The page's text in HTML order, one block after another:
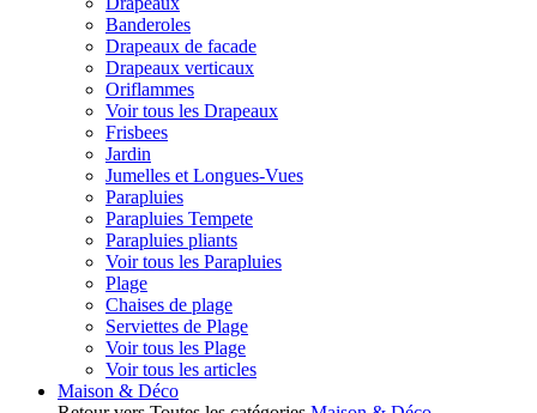
Banderoles
Drapeaux de facade
Drapeaux verticaux
Oriflammes
Voir tous les Drapeaux
Frisbees
Jardin
Jumelles et Longues-Vues
Parapluies
Parapluies Tempete
Parapluies pliants
Voir tous les Parapluies
Plage
Chaises de plage
Serviettes de Plage
Voir tous les Plage
Voir tous les articles
Maison & Déco